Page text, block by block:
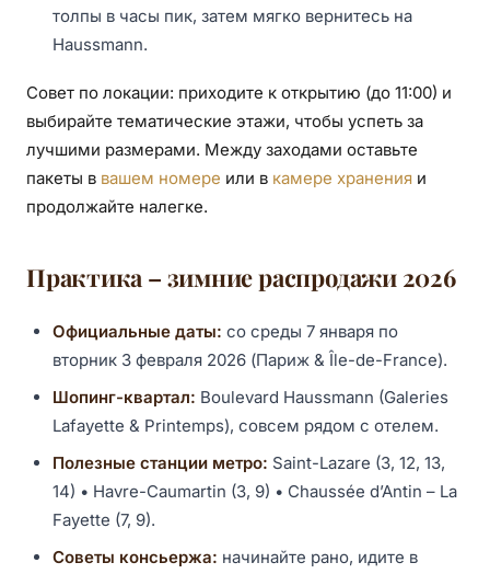
толпы в часы пик, затем мягко вернитесь на
Haussmann.
Совет по локации: приходите к открытию (до 11:00) и
выбирайте тематические этажи, чтобы успеть за
лучшими размерами. Между заходами оставьте
пакеты в вашем номере или в камере хранения и
продолжайте налегке.
Практика – зимние распродажи 2026
Официальные даты: со среды 7 января по
вторник 3 февраля 2026 (Париж & Île-de-France).
Шопинг-квартал: Boulevard Haussmann (Galeries
Lafayette & Printemps), совсем рядом с отелем.
Полезные станции метро: Saint-Lazare (3, 12, 13,
14) • Havre-Caumartin (3, 9) • Chaussée d’Antin – La
Fayette (7, 9).
Советы консьержа: начинайте рано, идите в